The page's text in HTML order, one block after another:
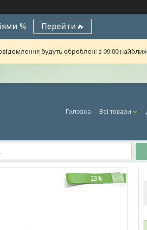
% Перейти🔥
будуть оброблені з 09:00
Головна Всі товари
–23%